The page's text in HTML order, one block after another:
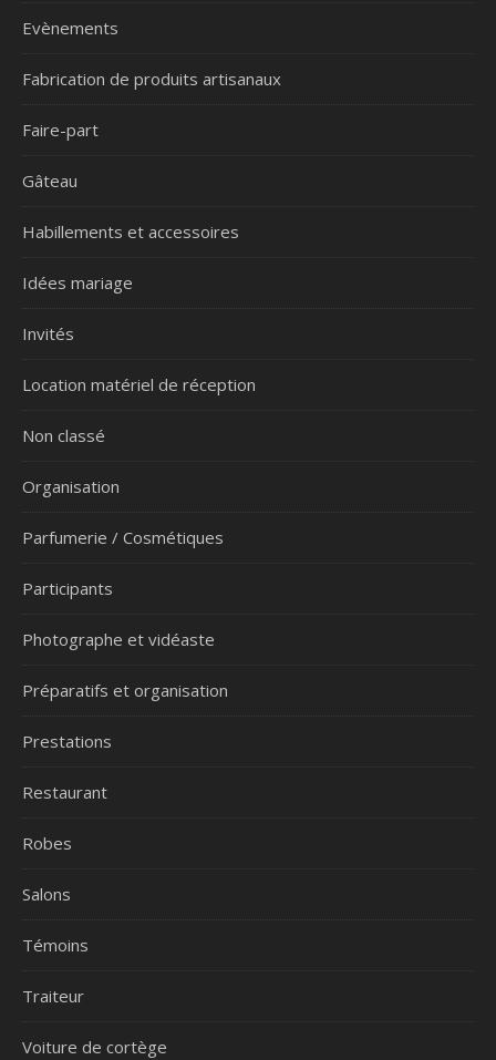
Evènements
Fabrication de produits artisanaux
Faire-part
Gâteau
Habillements et accessoires
Idées mariage
Invités
Location matériel de réception
Non classé
Organisation
Parfumerie / Cosmétiques
Participants
Photographe et vidéaste
Préparatifs et organisation
Prestations
Restaurant
Robes
Salons
Témoins
Traiteur
Voiture de cortège